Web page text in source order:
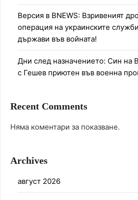
Версия в BNEWS: Взривеният
операция на украинските
държави във войната!
Дни след назначението: Син на
с Гешев приютен във военна
Recent Comments
Няма коментари за показване.
Archives
август 2026